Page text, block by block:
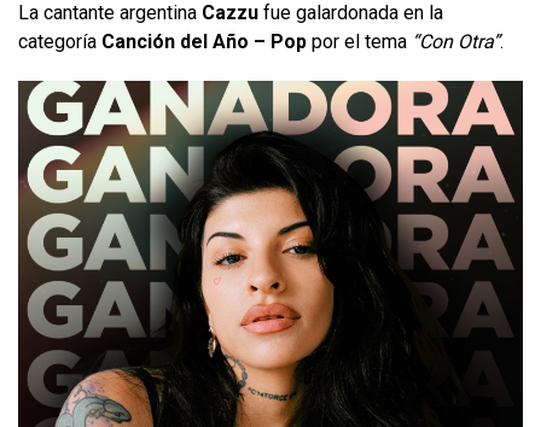
La cantante argentina Cazzu fue galardonada en la
categoría Canción del Año – Pop por el tema “Con Otra”.